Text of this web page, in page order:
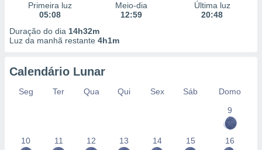
Primeira luz
05:08
Meio-dia
12:59
Última luz
20:48
Duração do dia 14h32m
Luz da manhã restante 4h1m
Calendário Lunar
Seg Ter Qua Qui Sex Sáb
Domo
9
10 11 12 13 14 15 16